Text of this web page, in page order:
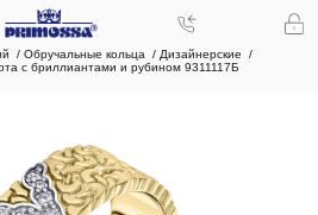
Обручальные кольца
Дизайнерские
с бриллиантами и рубином 9311117Б